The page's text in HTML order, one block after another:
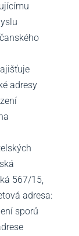
adresy
567/15,
adresa:
sporů